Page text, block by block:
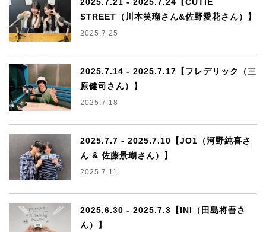
2025.7.21 - 2025.7.24【CUTIE
STREET（川本笑瑠さん&佐野愛花さん）】
2025.7.25
2025.7.14 - 2025.7.17【フレデリック（三
原健司さん）】
2025.7.18
2025.7.7 - 2025.7.10【JO1（河野純喜さ
ん & 佐藤景瑚さん）】
2025.7.11
2025.6.30 - 2025.7.3【INI（田島将吾さ
ん）】